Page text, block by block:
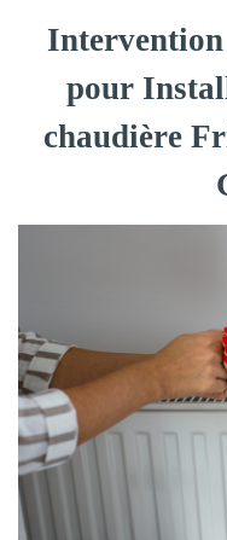
pour
chaudière